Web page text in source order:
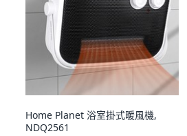
Home Planet 浴室掛式暖風機,
NDQ2561